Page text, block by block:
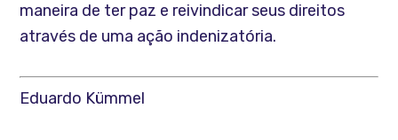
maneira de ter paz e reivindicar seus direitos
através de uma ação indenizatória.
Eduardo Kümmel